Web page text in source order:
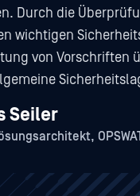
Durch die
wichtigen
von Vorschriften
Seiler